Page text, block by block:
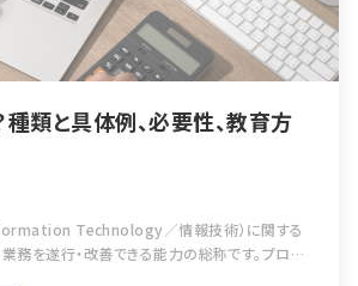
類と具体例、必要性、教育方
Technology／情報技術）に関する
務を遂行・改善できる能力の総称です。プログ